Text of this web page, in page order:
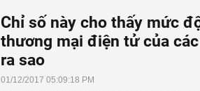
Chỉ số này cho thấy mức
thương mại điện tử của
ra sao
01/12/2017 05:09:18 PM